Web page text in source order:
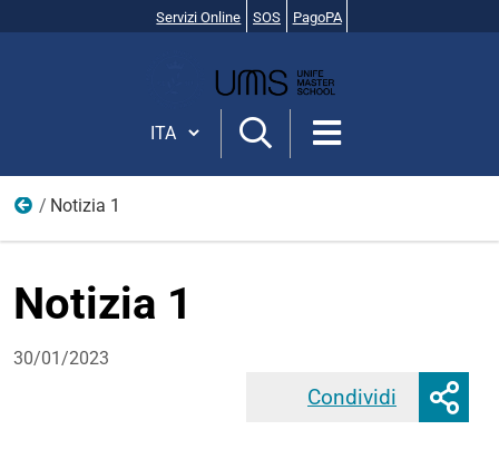
Servizi Online SOS PagoPA
Cambia lingua
Bacheca
Notizia 1
Notizia 1
30/01/2023
Condividi